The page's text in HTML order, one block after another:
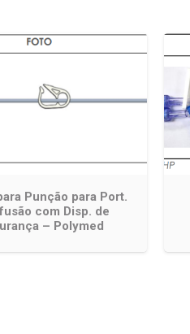
Punção para Port.
com Disp. de
– Polymed